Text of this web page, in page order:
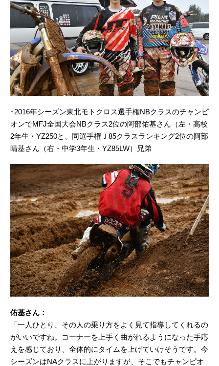
↑2016年シーズン東北モトクロス選手権NBクラスのチャンピ
オンでMFJ全国大会NBクラス2位の阿部佑基さん（左・高校
2年生・YZ250と、同選手権Ｊ85クラスランキング2位の阿部
晴基さん（右・中学3年生・YZ85LW）兄弟
佑基さん：
「一人ひとり、その人の乗り方をよく見て指導してくれるの
がいいですね。コーナーを上手く曲がれるようになった手応
えを感じており、全体的にタイムを上げていけそうです。今
シーズンはNAクラスに上がりますが、そこでもチャンピオ